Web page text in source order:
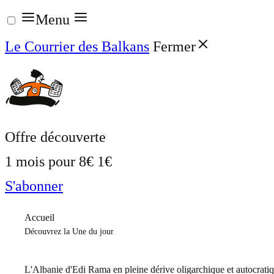
Aller
au
contenu
Menu
Le Courrier des Balkans Fermer
Offre découverte
1 mois pour 8€ 1€
S'abonner
Accueil
Découvrez la Une du jour
L'Albanie d'Edi Rama en pleine dérive oligarchique et